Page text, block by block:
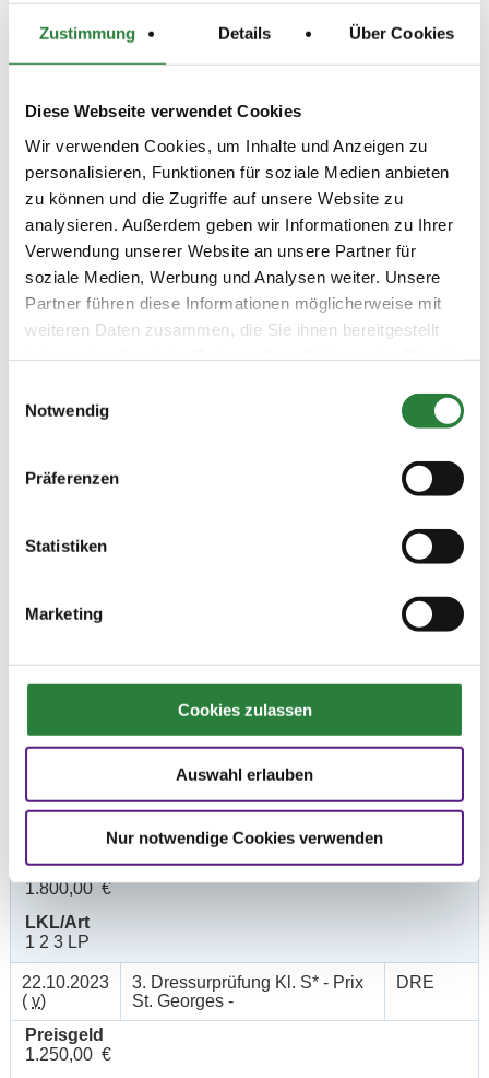
Zustimmung Details Über Cookies
Diese Webseite verwendet Cookies
Wir verwenden Cookies, um Inhalte und Anzeigen zu
personalisieren, Funktionen für soziale Medien anbieten
zu können und die Zugriffe auf unsere Website zu
analysieren. Außerdem geben wir Informationen zu Ihrer
Verwendung unserer Website an unsere Partner für
soziale Medien, Werbung und Analysen weiter. Unsere
Partner führen diese Informationen möglicherweise mit
weiteren Daten zusammen, die Sie ihnen bereitgestellt
Notwendig
Präferenzen
Statistiken
Marketing
Cookies zulassen
Auswahl erlauben
Nur notwendige Cookies verwenden
Wertung. Für die Vergabe der Medaillen ist die
Gesamtpunktzahl entscheidend. Bei Punktgleichheit
entscheidet das bessere Ergebnis in der 2. WP.
Beschaffenheit der Plätze:
25x65 m, Vorbereitungshalle: 20x40 m
Vorläufige Zeitenteilung:
Fr. vorm.: 4; nachm.: 6,8,10
Sa. vorm.: 7,9,11,12; nachm.: 2,5
So. vorm.: 3,13; nachm.: 1
Ergebnisse:
(n)
LKL/Art
21.10.2023
2. Dressurprüfung Kl. S*** -
Intermediaire II -
DRE
Preisgeld
1.800,00 €
LKL/Art
1 2 3 LP
22.10.2023
( v)
3. Dressurprüfung Kl. S* - Prix
St. Georges -
DRE
Preisgeld
1.250,00 €